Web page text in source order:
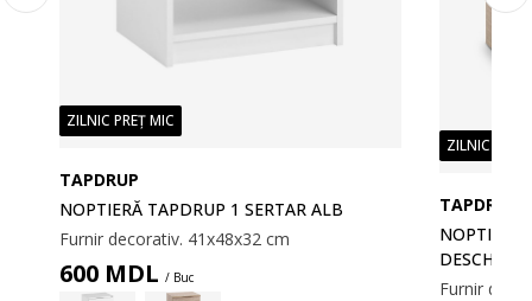
ZILNIC PREȚ MIC
TAPDRUP
NOPTIERĂ TAPDRUP 1 SERTAR ALB
Furnir decorativ. 41x48x32 cm
600MDL / Buc
ZILNIC PREȚ
TAPDRUP
NOPTIERĂ
DESCHIS
Furnir